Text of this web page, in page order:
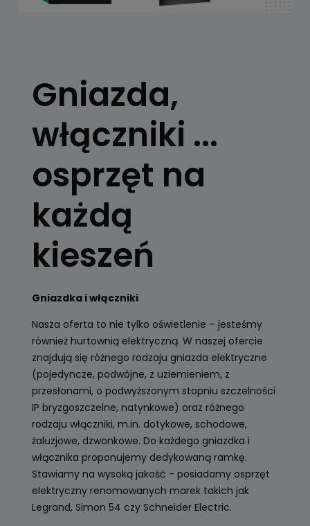
Gniazda,
włączniki ...
osprzęt na
każdą
kieszeń
Gniazdka i włączniki
Nasza oferta to nie tylko oświetlenie – jesteśmy
również hurtownią elektryczną. W naszej ofercie
znajdują się różnego rodzaju gniazda elektryczne
(pojedyncze, podwójne, z uziemieniem, z
przesłonami, o podwyższonym stopniu szczelności
IP bryzgoszczelne, natynkowe) oraz różnego
rodzaju włączniki, m.in. dotykowe, schodowe,
żaluzjowe, dzwonkowe. Do każdego gniazdka i
włącznika proponujemy dedykowaną ramkę.
Stawiamy na wysoką jakość - posiadamy osprzęt
elektryczny renomowanych marek takich jak
Legrand, Simon 54 czy Schneider Electric.